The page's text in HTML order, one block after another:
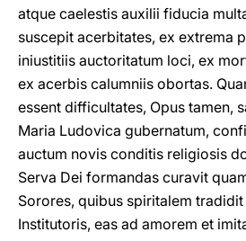
atque caelestis auxilii fiducia
suscepit acerbitates, ex extrema
iniustitiis auctoritatum loci, ex
ex acerbis calumniis obortas.
essent difficultates, Opus tamen,
Maria Ludovica gubernatum,
auctum novis conditis religiosis
Serva Dei formandas curavit
Sorores, quibus spiritalem
Institutoris, eas ad amorem et